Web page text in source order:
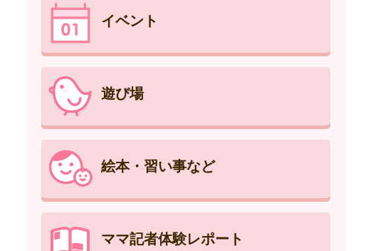
イベント
遊び場
絵本・習い事など
ママ記者体験レポート